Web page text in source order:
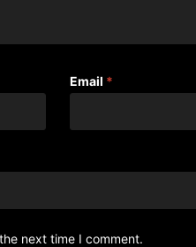
Email *
next time I comment.